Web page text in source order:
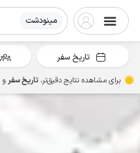
مینودشت
تاریخ سفر
برای مشاهده نتایج دقیق‌تر، تاریخ سفرو